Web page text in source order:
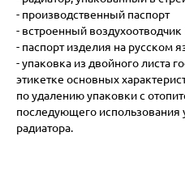
- производственный паспорт
- встроенный воздухоотводчик
- паспорт изделия на русском
- упаковка из двойного листа
этикетке основных
по удалению упаковки с
последующего использования
радиатора.